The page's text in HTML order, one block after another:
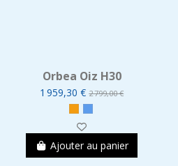
Orbea Oiz H30
1 959,30 €2 799,00 €
Ajouter au panier